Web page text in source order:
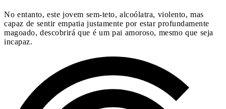
No entanto, este jovem sem-teto, alcoólatra, violento, mas
capaz de sentir empatia justamente por estar profundamente
magoado, descobrirá que é um pai amoroso, mesmo que seja
incapaz.